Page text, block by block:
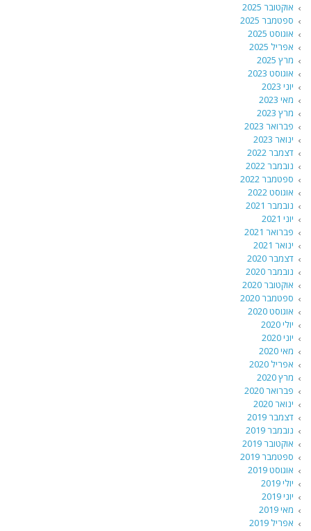
אוקטובר 2025
ספטמבר 2025
אוגוסט 2025
אפריל 2025
מרץ 2025
אוגוסט 2023
יוני 2023
מאי 2023
מרץ 2023
פברואר 2023
ינואר 2023
דצמבר 2022
נובמבר 2022
ספטמבר 2022
אוגוסט 2022
נובמבר 2021
יוני 2021
פברואר 2021
ינואר 2021
דצמבר 2020
נובמבר 2020
אוקטובר 2020
ספטמבר 2020
אוגוסט 2020
יולי 2020
יוני 2020
מאי 2020
אפריל 2020
מרץ 2020
פברואר 2020
ינואר 2020
דצמבר 2019
נובמבר 2019
אוקטובר 2019
ספטמבר 2019
אוגוסט 2019
יולי 2019
יוני 2019
מאי 2019
אפריל 2019